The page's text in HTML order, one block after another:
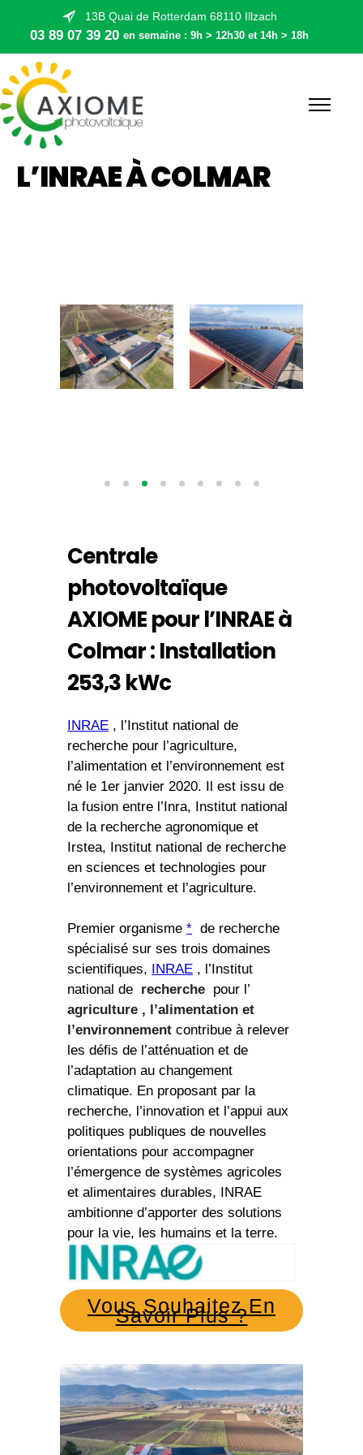
13B Quai de Rotterdam 68110 Illzach
03 89 07 39 20 en semaine : 9h > 12h30 et 14h > 18h
L’INRAE À COLMAR
Centrale
photovoltaïque
AXIOME pour l’INRAE à
Colmar : Installation
253,3 kWc
INRAE ​​, l’Institut national de
recherche pour l’agriculture,
l’alimentation et l’environnement est
né le 1er janvier 2020. Il est issu de
la fusion entre l’Inra, Institut national
de la recherche agronomique et
Irstea, Institut national de recherche
en sciences et technologies pour
l’environnement et l’agriculture.
Premier organisme * de recherche
spécialisé sur ses trois domaines
scientifiques, INRAE ​​, l’Institut
national de recherche pour l’
agriculture , l’alimentation et
l’environnement contribue à relever
les défis de l’atténuation et de
l’adaptation au changement
climatique. En proposant par la
recherche, l’innovation et l’appui aux
politiques publiques de nouvelles
orientations pour accompagner
l’émergence de systèmes agricoles
et alimentaires durables, INRAE ​​
ambitionne d’apporter des solutions
pour la vie, les humains et la terre.
Vous Souhaitez En
Savoir Plus ?